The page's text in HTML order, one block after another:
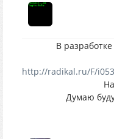
В
http://radikal.ru/F/
Думаю